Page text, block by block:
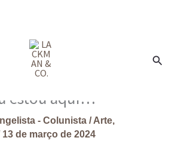
estou aqui…”
- Colunista /Arte,
13 de março de 2024